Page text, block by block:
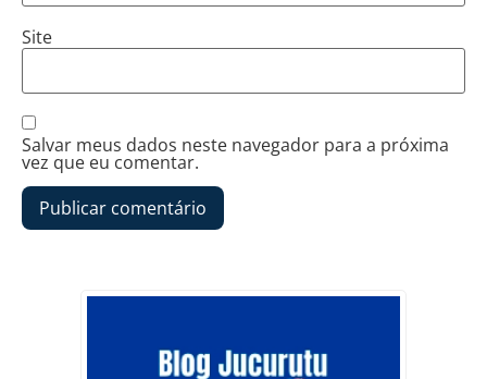
Site
Salvar meus dados neste navegador para a próxima
vez que eu comentar.